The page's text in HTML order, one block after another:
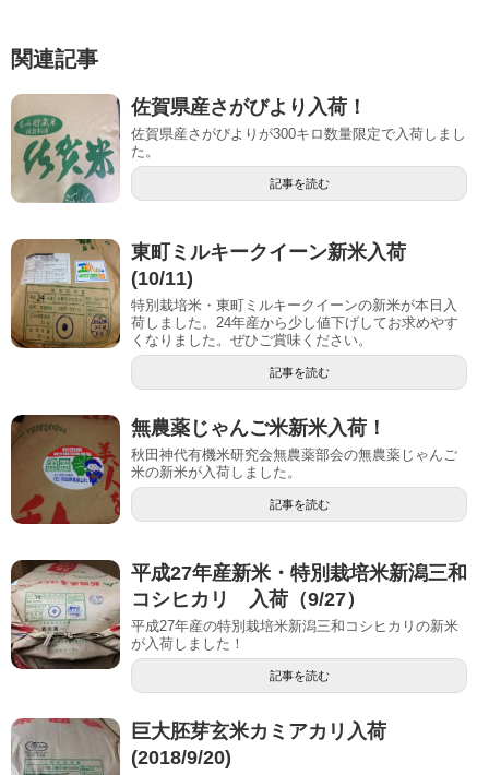
関連記事
佐賀県産さがびより入荷！
佐賀県産さがびよりが300キロ数量限定で入荷しまし
た。
記事を読む
東町ミルキークイーン新米入荷
(10/11)
特別栽培米・東町ミルキークイーンの新米が本日入
荷しました。24年産から少し値下げしてお求めやす
くなりました。ぜひご賞味ください。
記事を読む
無農薬じゃんご米新米入荷！
秋田神代有機米研究会無農薬部会の無農薬じゃんご
米の新米が入荷しました。
記事を読む
平成27年産新米・特別栽培米新潟三和
コシヒカリ 入荷（9/27）
平成27年産の特別栽培米新潟三和コシヒカリの新米
が入荷しました！
記事を読む
巨大胚芽玄米カミアカリ入荷
(2018/9/20)